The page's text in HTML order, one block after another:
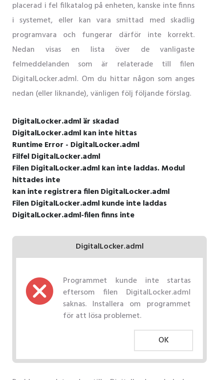
placerad i fel filkatalog på enheten, kanske inte finns
i systemet, eller kan vara smittad med skadlig
programvara och fungerar därför inte korrekt.
Nedan visas en lista över de vanligaste
felmeddelanden som är relaterade till filen
DigitalLocker.adml. Om du hittar någon som anges
nedan (eller liknande), vänligen följ följande förslag.
DigitalLocker.adml är skadad
DigitalLocker.adml kan inte hittas
Runtime Error - DigitalLocker.adml
Filfel DigitalLocker.adml
Filen DigitalLocker.adml kan inte laddas. Modul
hittades inte
kan inte registrera filen DigitalLocker.adml
Filen DigitalLocker.adml kunde inte laddas
DigitalLocker.adml-filen finns inte
DigitalLocker.adml
Programmet kunde inte startas
eftersom filen DigitalLocker.adml
saknas. Installera om programmet
för att lösa problemet.
OK